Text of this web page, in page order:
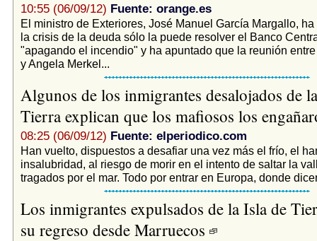
10:55 (06/09/12) Fuente: orange.es
El ministro de Exteriores, José Manuel García Margallo,
la crisis de la deuda sólo la puede resolver el Banco
"apagando el incendio" y ha apuntado que la reunión
y Angela Merkel...
Algunos de los inmigrantes desalojados de
Tierra explican que los mafiosos los
08:25 (06/09/12) Fuente: elperiodico.com
Han vuelto, dispuestos a desafiar una vez más el frío, el
insalubridad, al riesgo de morir en el intento de saltar la
tragados por el mar. Todo por entrar en Europa, donde
Los inmigrantes expulsados de la Isla de
su regreso desde Marruecos